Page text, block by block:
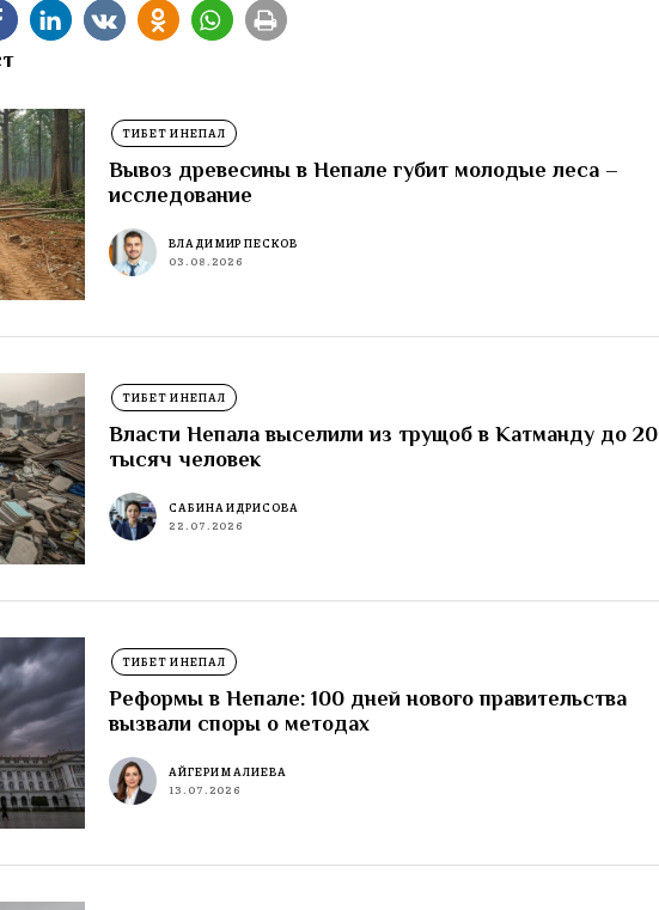
ТИБЕТ И НЕПАЛ
Вывоз древесины в Непале губит молодые леса –
исследование
ВЛАДИМИР ПЕСКОВ
03.08.2026
ТИБЕТ И НЕПАЛ
Власти Непала выселили из трущоб в Катманду до 20
тысяч человек
САБИНА ИДРИСОВА
22.07.2026
ТИБЕТ И НЕПАЛ
Реформы в Непале: 100 дней нового правительства
вызвали споры о методах
АЙГЕРИМ АЛИЕВА
13.07.2026